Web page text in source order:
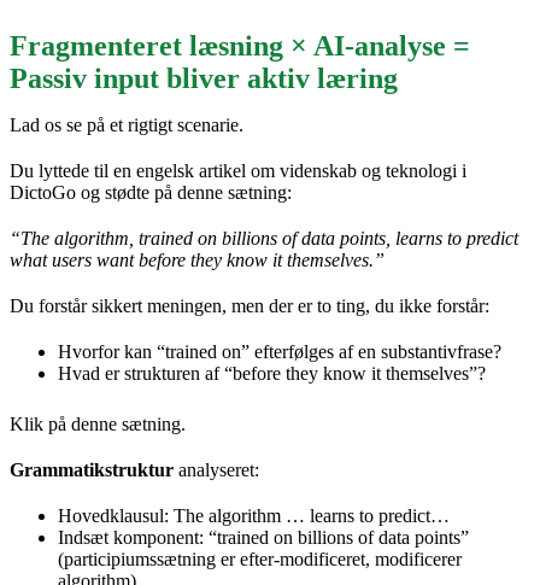
Fragmenteret læsning × AI-analyse =
Passiv input bliver aktiv læring
Lad os se på et rigtigt scenarie.
Du lyttede til en engelsk artikel om videnskab og teknologi i
DictoGo og stødte på denne sætning:
“The algorithm, trained on billions of data points, learns to predict
what users want before they know it themselves.”
Du forstår sikkert meningen, men der er to ting, du ikke forstår:
Hvorfor kan “trained on” efterfølges af en substantivfrase?
Hvad er strukturen af ​​“before they know it themselves”?
Klik på denne sætning.
Grammatikstruktur analyseret:
Hovedklausul: The algorithm … learns to predict…
Indsæt komponent: “trained on billions of data points”
(participiumssætning er efter-modificeret, modificerer
algorithm)